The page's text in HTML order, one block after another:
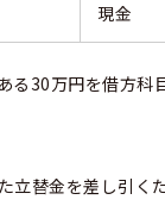
現金
る30万円を借方科
立替金を差し引く